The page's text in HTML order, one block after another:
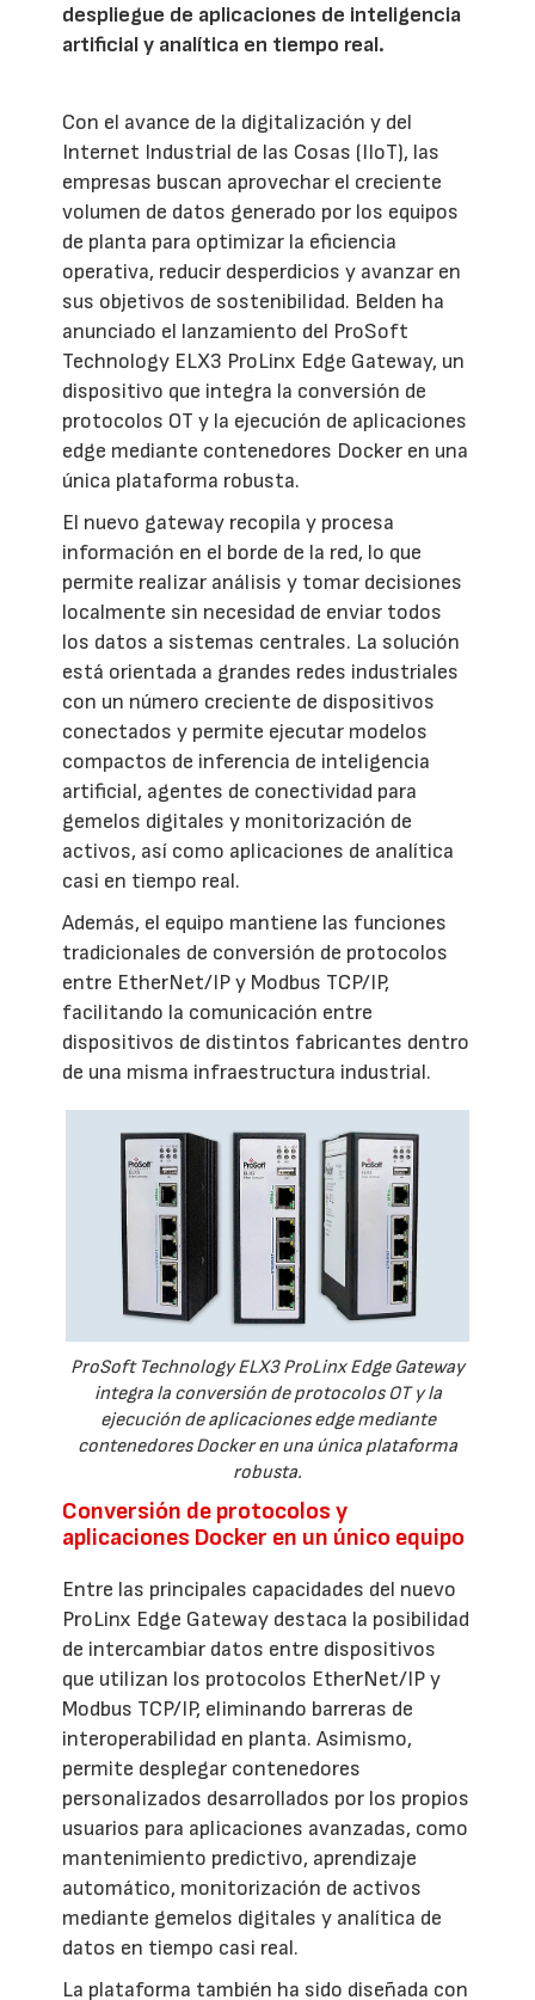
despliegue de aplicaciones de inteligencia
artificial y analítica en tiempo real.
Con el avance de la digitalización y del
Internet Industrial de las Cosas (IIoT), las
empresas buscan aprovechar el creciente
volumen de datos generado por los equipos
de planta para optimizar la eficiencia
operativa, reducir desperdicios y avanzar en
sus objetivos de sostenibilidad. Belden ha
anunciado el lanzamiento del ProSoft
Technology ELX3 ProLinx Edge Gateway, un
dispositivo que integra la conversión de
protocolos OT y la ejecución de aplicaciones
edge mediante contenedores Docker en una
única plataforma robusta.
El nuevo gateway recopila y procesa
información en el borde de la red, lo que
permite realizar análisis y tomar decisiones
localmente sin necesidad de enviar todos
los datos a sistemas centrales. La solución
está orientada a grandes redes industriales
con un número creciente de dispositivos
conectados y permite ejecutar modelos
compactos de inferencia de inteligencia
artificial, agentes de conectividad para
gemelos digitales y monitorización de
activos, así como aplicaciones de analítica
casi en tiempo real.
Además, el equipo mantiene las funciones
tradicionales de conversión de protocolos
entre EtherNet/IP y Modbus TCP/IP,
facilitando la comunicación entre
dispositivos de distintos fabricantes dentro
de una misma infraestructura industrial.
ProSoft Technology ELX3 ProLinx Edge Gateway
integra la conversión de protocolos OT y la
ejecución de aplicaciones edge mediante
contenedores Docker en una única plataforma
robusta.
Conversión de protocolos y
aplicaciones Docker en un único equipo
Entre las principales capacidades del nuevo
ProLinx Edge Gateway destaca la posibilidad
de intercambiar datos entre dispositivos
que utilizan los protocolos EtherNet/IP y
Modbus TCP/IP, eliminando barreras de
interoperabilidad en planta. Asimismo,
permite desplegar contenedores
personalizados desarrollados por los propios
usuarios para aplicaciones avanzadas, como
mantenimiento predictivo, aprendizaje
automático, monitorización de activos
mediante gemelos digitales y analítica de
datos en tiempo casi real.
La plataforma también ha sido diseñada con